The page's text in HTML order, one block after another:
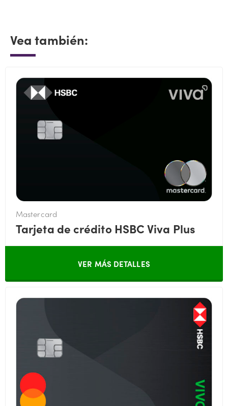
Vea también:
Mastercard
Tarjeta de crédito HSBC Viva Plus
VER MÁS DETALLES